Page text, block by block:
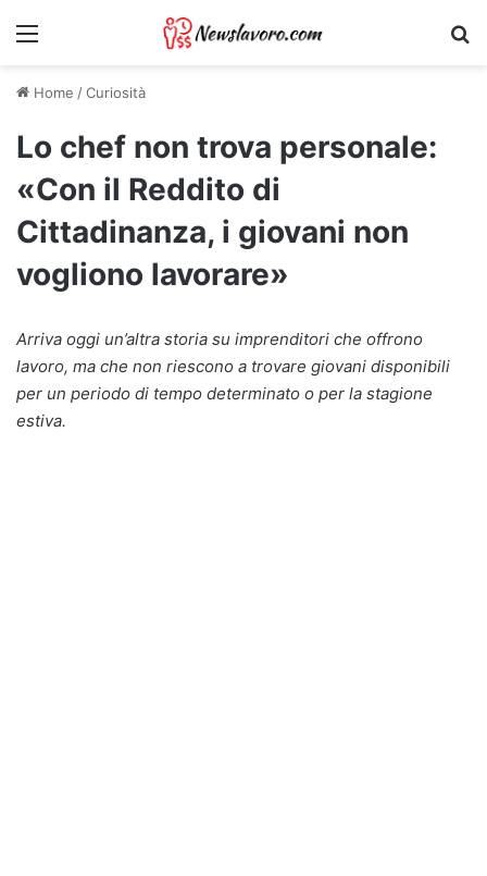
Menu
Home /Curiosità
Lo chef non trova personale:
«Con il Reddito di
Cittadinanza, i giovani non
vogliono lavorare»
Arriva oggi un’altra storia su imprenditori che offrono
lavoro, ma che non riescono a trovare giovani disponibili
per un periodo di tempo determinato o per la stagione
estiva.